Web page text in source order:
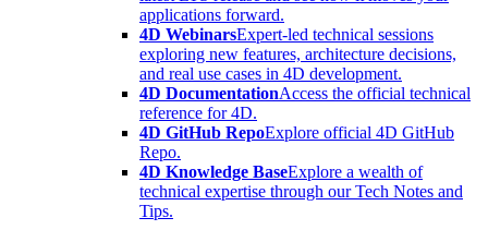
applications forward.
4D WebinarsExpert-led technical sessions
exploring new features, architecture decisions,
and real use cases in 4D development.
4D DocumentationAccess the official technical
reference for 4D.
4D GitHub RepoExplore official 4D GitHub
Repo.
4D Knowledge BaseExplore a wealth of
technical expertise through our Tech Notes and
Tips.